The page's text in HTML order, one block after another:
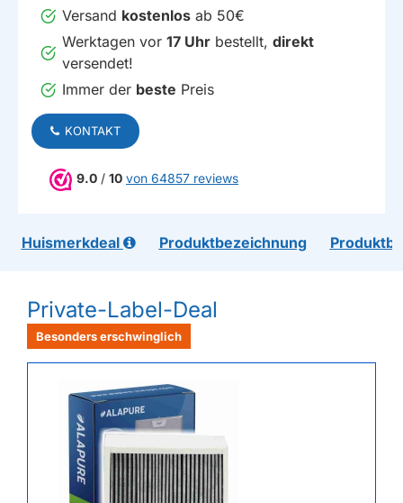
Versand kostenlos ab 50€
Werktagen vor 17 Uhr bestellt, direkt
versendet!
Immer der beste Preis
KONTAKT
9.0 / 10 von 64857 reviews
Huismerkdeal Produktbezeichnung
Private-Label-Deal
Besonders erschwinglich